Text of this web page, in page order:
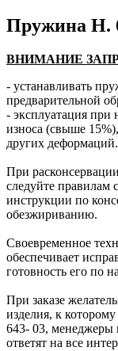
Пружина Н.
ВНИМАНИЕ
- устанавливать
предварительной
- эксплуатация при
износа (свыше
других деформаций.
При
следуйте правилам
инструкции по
обезжириванию.
Своевременное
обеспечивает
готовность его по
При заказе
изделия, к
643- 03, менеджеры
ответят на все